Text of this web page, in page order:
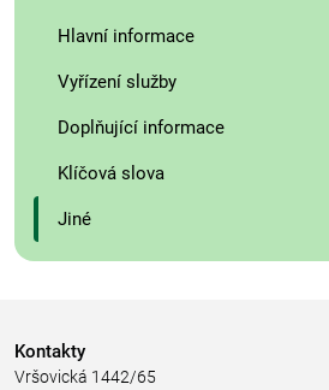
Hlavní informace
Vyřízení služby
Doplňující informace
Klíčová slova
Jiné
Kontakty
Vršovická 1442/65